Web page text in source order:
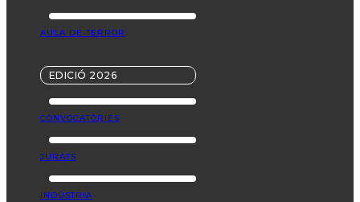
AULA DE TERROR
EDICIÓ 2026
CONVOCATÒRIES
JURATS
INDÚSTRIA